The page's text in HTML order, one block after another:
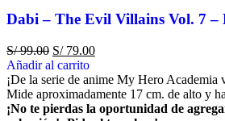
Dabi – The Evil Villains Vol. 7 –
S/99.00 S/79.00
Añadir al carrito
¡De la serie de anime My Hero Academia
Mide aproximadamente 17 cm. de alto y
¡No te pierdas la oportunidad de